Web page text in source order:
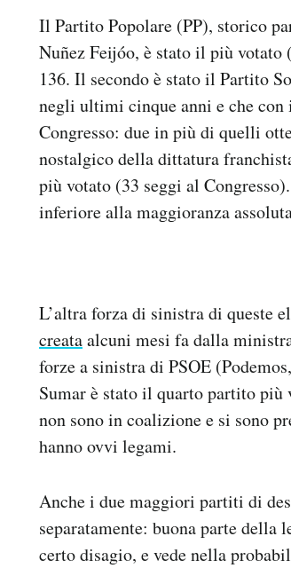
Il Partito Popolare (PP), storico
Nuñez Feijóo, è stato il più votato
136. Il secondo è stato il Partito
negli ultimi cinque anni e che con
Congresso: due in più di quelli
nostalgico della dittatura
più votato (33 seggi al
inferiore alla maggioranza
L’altra forza di sinistra di queste
creataalcuni mesi fa dalla
forze a sinistra di PSOE
Sumar è stato il quarto partito più
non sono in coalizione e si sono
hanno ovvi legami.
Anche i due maggiori partiti di
separatamente: buona parte della
certo disagio, e vede nella